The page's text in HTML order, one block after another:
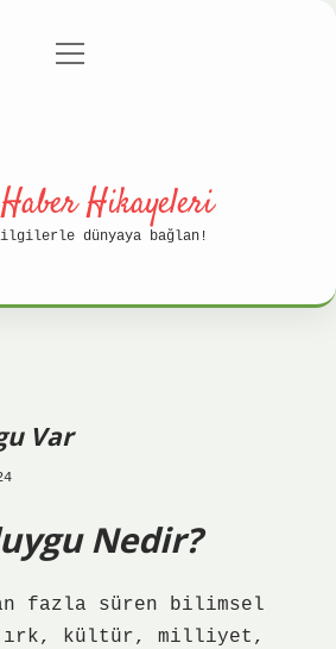
Gizlilik Politikası
menüyü
Hikayeleri
dünyaya bağlan!
Var
Nedir?
fazla süren bilimsel
ırk, kültür, milliyet,